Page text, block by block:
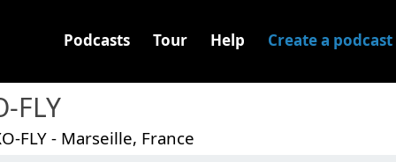
Podcasts Tour Help Create a podcast
FLY
FLY - Marseille, France